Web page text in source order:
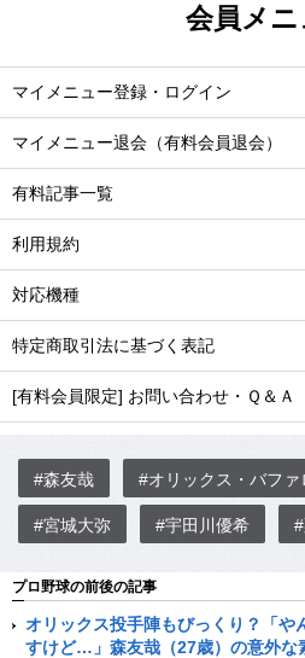
会員メニ
マイメニュー登録・ログイン
マイメニュー退会（有料会員退会）
有料記事一覧
利用規約
対応機種
特定商取引法に基づく表記
[有料会員限定] お問い合わせ・Ｑ＆Ａ
#森友哉 #オリックス・バファ
#宮城大弥 #宇田川優希
プロ野球の前後の記事
オリックス投手陣もびっくり？「や
すけど…」森友哉（27歳）の意外な